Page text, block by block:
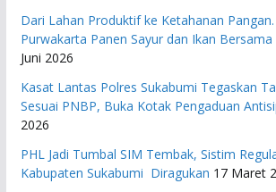
Dari Lahan Produktif ke Ketahanan
Purwakarta Panen Sayur dan Ikan
Juni 2026
Kasat Lantas Polres Sukabumi Tegaskan
Sesuai PNBP, Buka Kotak Pengaduan
2026
PHL Jadi Tumbal SIM Tembak, Sistim
Kabupaten Sukabumi Diragukan 17 Maret